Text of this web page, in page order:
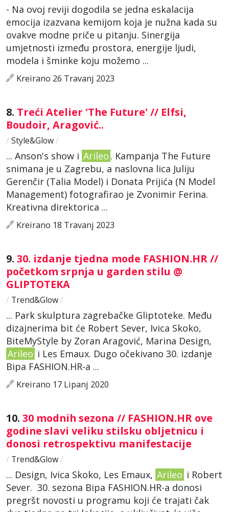
- Na ovoj reviji dogodila se jedna eskalacija
emocija izazvana kemijom koja je nužna kada su
ovakve modne priče u pitanju. Sinergija
umjetnosti između prostora, energije ljudi,
modela i šminke koju možemo ...
Kreirano 26 Travanj 2023
8. Treći Atelier 'The Future' // Elfsi,
Boudoir, Aragović..
/ Style&Glow/
... Anson's show i Arileo . Kampanja The Future
snimana je u Zagrebu, a naslovna lica Juliju
Gerenčir (Talia Model) i Donata Prijića (N Model
Management) fotografirao je Zvonimir Ferina.
Kreativna direktorica ...
Kreirano 18 Travanj 2023
9. 30. izdanje tjedna mode FASHION.HR //
početkom srpnja u garden stilu @
GLIPTOTEKA
/ Trend&Glow/
... Park skulptura zagrebačke Gliptoteke. Među
dizajnerima bit će Robert Sever, Ivica Skoko,
BiteMyStyle by Zoran Aragović, Marina Design,
Arileo i Les Emaux. Dugo očekivano 30. izdanje
Bipa FASHION.HR-a ...
Kreirano 17 Lipanj 2020
10. 30 modnih sezona // FASHION.HR ove
godine slavi veliku stilsku obljetnicu i
donosi retrospektivu manifestacije
/ Trend&Glow/
... Design, Ivica Skoko, Les Emaux, Arileo i Robert
Sever. 30. sezona Bipa FASHION.HR-a donosi
pregršt novosti u programu koji će trajati čak